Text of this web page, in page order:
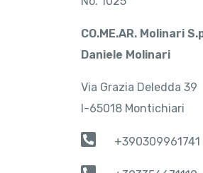
CO.ME.AR. Molinari
Daniele Molinari
Via Grazia Deledda 39
I-65018 Montichiari
+390309961741